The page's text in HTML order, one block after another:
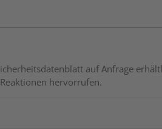
auf Anfrage
hervorrufen.